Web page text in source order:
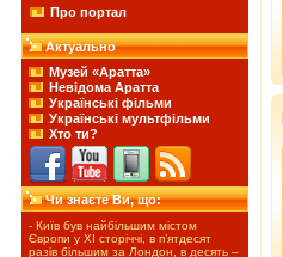
Про портал
Актуально
Музей «Аратта»
Невідома Аратта
Українські фільми
Українські мультфільми
Хто ти?
Чи знаєте Ви, що:
- Київ був найбільшим містом
Європи у ХІ сторіччі, в п’ятдесят
разів більшим за Лондон, в десять –